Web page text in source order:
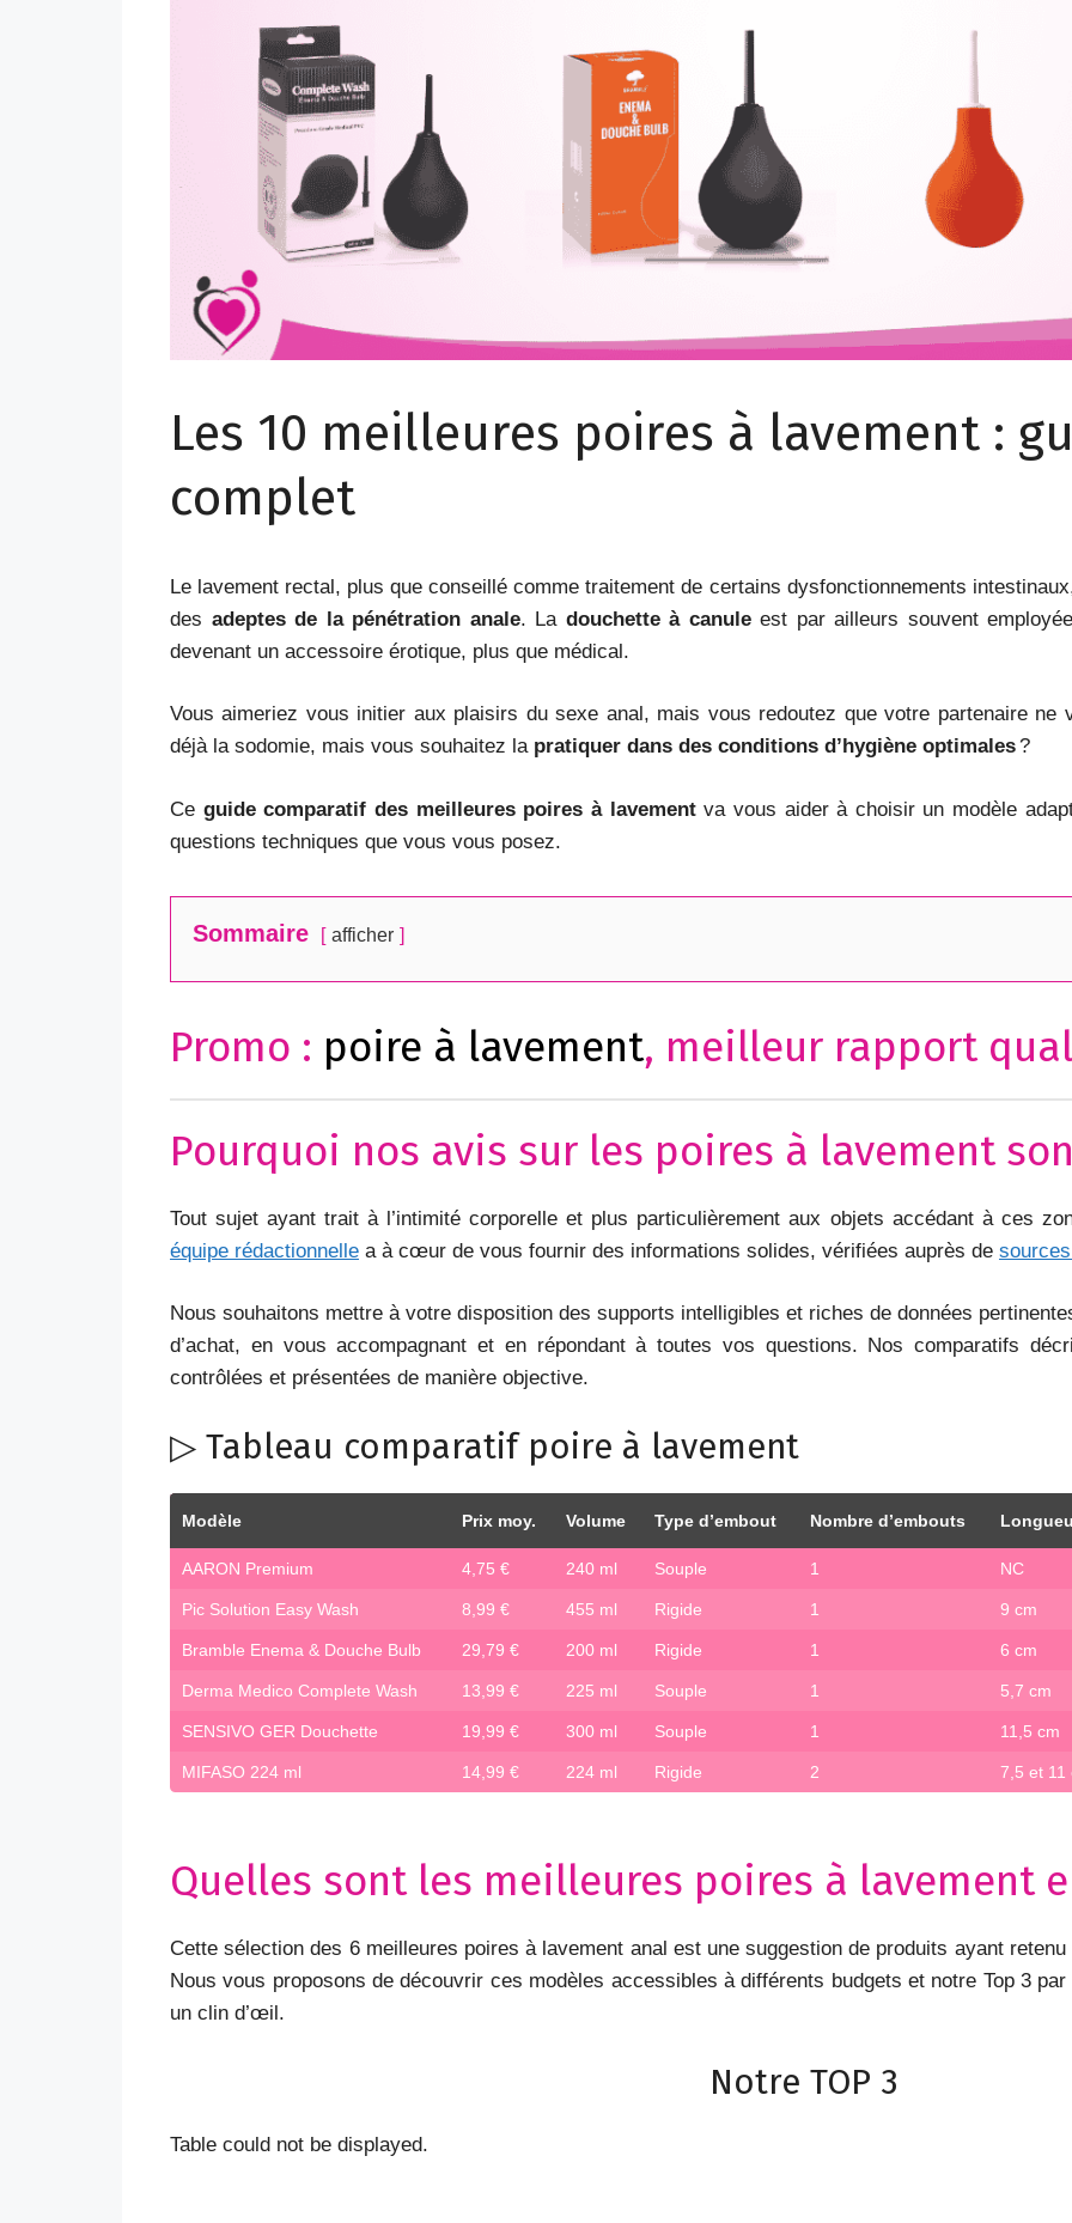
Les 10 meilleures poires à lavement :
complet
Le lavement rectal, plus que conseillé comme traitement de certains dysfonctionnements
des adeptes de la pénétration anale. La douchette à canuleest par ailleurs souvent
devenant un accessoire érotique, plus que médical.
Vous aimeriez vous initier aux plaisirs du sexe anal, mais vous redoutez que votre partenaire ne
déjà la sodomie, mais vous souhaitez la pratiquer dans des conditions d’hygiène optimales ?
Ce guide comparatif des meilleures poires à lavementva vous aider à choisir un modèle
questions techniques que vous vous posez.
Sommaire afficher
Promo : poire à lavement, meilleur rapport
Pourquoi nos avis sur les poires à lavement
Tout sujet ayant trait à l’intimité corporelle et plus particulièrement aux objets accédant à ces
équipe rédactionnelle a à cœur de vous fournir des informations solides, vérifiées auprès de
Nous souhaitons mettre à votre disposition des supports intelligibles et riches de données
d’achat, en vous accompagnant et en répondant à toutes vos questions. Nos comparatifs
contrôlées et présentées de manière objective.
▷ Tableau comparatif poire à lavement
Modèle Prix moy. Volume Type d’embout Nombre d’embouts
AARON Premium 4,75 € 240 ml Souple 1 NC
Pic Solution Easy Wash 8,99 € 455 ml Rigide 1 9 cm
Bramble Enema & Douche Bulb 29,79 € 200 ml Rigide 1 6 cm
Derma Medico Complete Wash 13,99 € 225 ml Souple 1 5,7 cm
SENSIVO GER Douchette 19,99 € 300 ml Souple 1 11,5 cm
MIFASO 224 ml 14,99 € 224 ml Rigide 2 7,5 et 11
Quelles sont les meilleures poires à lavement
Cette sélection des 6 meilleures poires à lavement anal est une suggestion de produits ayant
Nous vous proposons de découvrir ces modèles accessibles à différents budgets et notre Top 3
un clin d’œil.
Notre TOP 3
Table could not be displayed.